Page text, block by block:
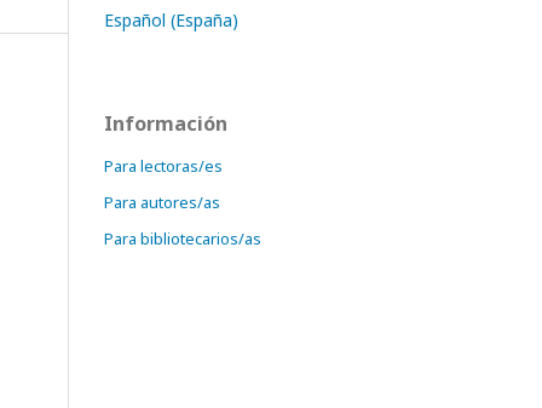
Español (España)
Información
Para lectoras/es
Para autores/as
Para bibliotecarios/as